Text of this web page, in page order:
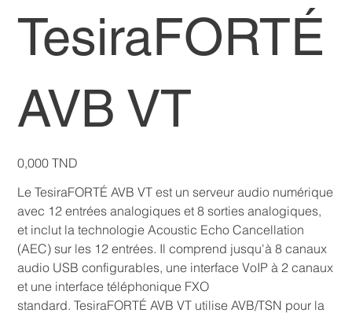
TesiraFORTÉ
AVB VT
Prix
0,000 TND
Le TesiraFORTÉ AVB VT est un serveur audio numérique
avec 12 entrées analogiques et 8 sorties analogiques,
et inclut la technologie Acoustic Echo Cancellation
(AEC) sur les 12 entrées. Il comprend jusqu'à 8 canaux
audio USB configurables, une interface VoIP à 2 canaux
et une interface téléphonique FXO
standard. TesiraFORTÉ AVB VT utilise AVB/TSN pour la